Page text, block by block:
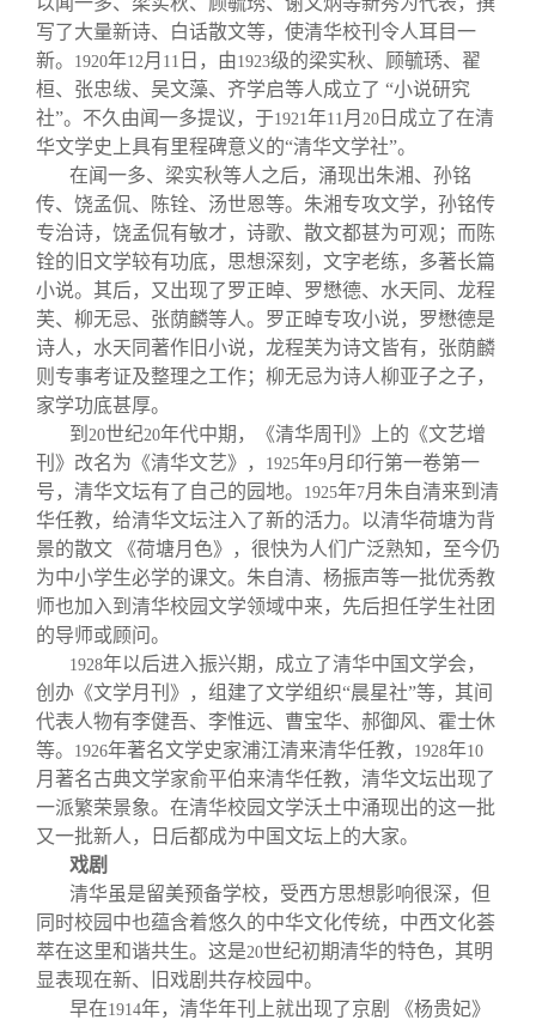
写了大量新诗、白话散文等，使清华校刊令人耳目一
新。
1920年12月 11 日，由1923级的梁实秋、顾毓琇、翟
桓、张忠绂、吴文藻、齐学启等人成立了 “小说研究
社”。不久由闻一多提议，于1921年11 月 20 日成立了在清
华文学史上具有里程碑意义的“清华文学社”。
在闻一多、梁实秋等人之后，涌现出朱湘、孙铭
传、饶孟侃、陈铨、汤世恩等。朱湘专攻文学，孙铭传
专治诗，饶孟侃有敏才，诗歌、散文都甚为可观；而陈
铨的旧文学较有功底，思想深刻，文字老练，多著长篇
小说。其后，又出现了罗正晫、罗懋德、水天同、龙程
芙、柳无忌、张荫麟等人。罗正晫专攻小说，罗懋德是
诗人，水天同著作旧小说，龙程芙为诗文皆有，张荫麟
则专事考证及整理之工作；柳无忌为诗人柳亚子之子，
家学功底甚厚。
到 20世纪20年代中期，《清华周刊》上的《文艺增
刊》改名为《清华文艺》，
1925年9月印行第一卷第一
号，清华文坛有了自己的园地。
1925年7月朱自清来到清
华任教，给清华文坛注入了新的活力。以清华荷塘为背
景的散文 《荷塘月色》，很快为人们广泛熟知，至今仍
为中小学生必学的课文。朱自清、杨振声等一批优秀教
师也加入到清华校园文学领域中来，先后担任学生社团
的导师或顾问。
1928年以后进入振兴期，成立了清华中国文学会，
创办《文学月刊》，组建了文学组织“晨星社”等，其间
代表人物有李健吾、李惟远、曹宝华、郝御风、霍士休
等。
1926年著名文学史家浦江清来清华任教， 1928年10
月著名古典文学家俞平伯来清华任教，清华文坛出现了
一派繁荣景象。在清华校园文学沃土中涌现出的这一批
又一批新人，日后都成为中国文坛上的大家。
戏剧
清华虽是留美预备学校，受西方思想影响很深，但
同时校园中也蕴含着悠久的中华文化传统，中西文化荟
萃在这里和谐共生。这是20世纪初期清华的特色，其明
显表现在新、旧戏剧共存校园中。
早在1914年，清华年刊上就出现了京剧 《杨贵妃》